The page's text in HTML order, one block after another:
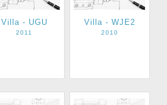
Villa - UGU
2011
Villa - WJE2
2010